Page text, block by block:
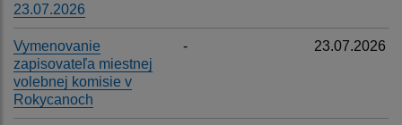
23.07.2026
Vymenovanie
zapisovateľa miestnej
volebnej komisie v
Rokycanoch
- 23.07.2026